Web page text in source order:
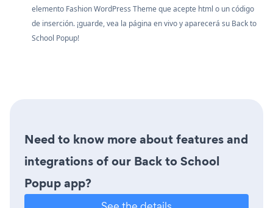
elemento Fashion WordPress Theme que acepte html o un código
de inserción. ¡guarde, vea la página en vivo y aparecerá su Back to
School Popup!
Need to know more about features and
integrations of our Back to School
Popup app?